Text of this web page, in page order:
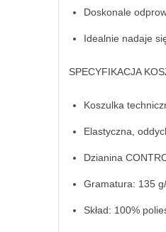
Doskonale
Idealnie nadaje
SPECYFIKACJA
Koszulka
Elastyczna,
Dzianina
Gramatura: 135 g/
Skład: 100%